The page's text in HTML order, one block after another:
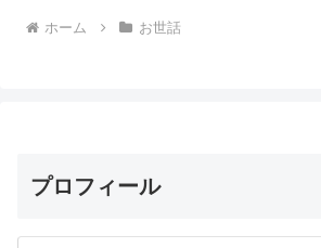
ホーム お世話
プロフィール